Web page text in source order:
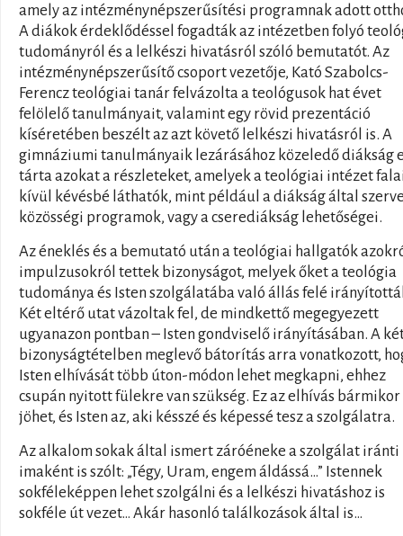
amely az intézménynépszerűsítési programnak adott
A diákok érdeklődéssel fogadták az intézetben folyó
tudományról és a lelkészi hivatásról szóló bemutatót. Az
intézménynépszerűsítő csoport vezetője, Kató Szabolcs-
Ferencz teológiai tanár felvázolta a teológusok hat évet
felölelő tanulmányait, valamint egy rövid prezentáció
kíséretében beszélt az azt követő lelkészi hivatásról is. A
gimnáziumi tanulmányaik lezárásához közeledő diákság
tárta azokat a részleteket, amelyek a teológiai intézet
kívül kévésbé láthatók, mint például a diákság által
közösségi programok, vagy a cserediákság lehetőségei.
Az éneklés és a bemutató után a teológiai hallgatók
impulzusokról tettek bizonyságot, melyek őket a teológia
tudománya és Isten szolgálatába való állás felé
Két eltérő utat vázoltak fel, de mindkettő megegyezett
ugyanazon pontban – Isten gondviselő irányításában. A
bizonyságtételben meglevő bátorítás arra vonatkozott,
Isten elhívását több úton-módon lehet megkapni, ehhez
csupán nyitott fülekre van szükség. Ez az elhívás bármikor
jöhet, és Isten az, aki késszé és képessé tesz a szolgálatra.
Az alkalom sokak által ismert záróéneke a szolgálat iránti
imaként is szólt: „Tégy, Uram, engem áldássá…” Istennek
sokféleképpen lehet szolgálni és a lelkészi hivatáshoz is
sokféle út vezet… Akár hasonló találkozások által is…